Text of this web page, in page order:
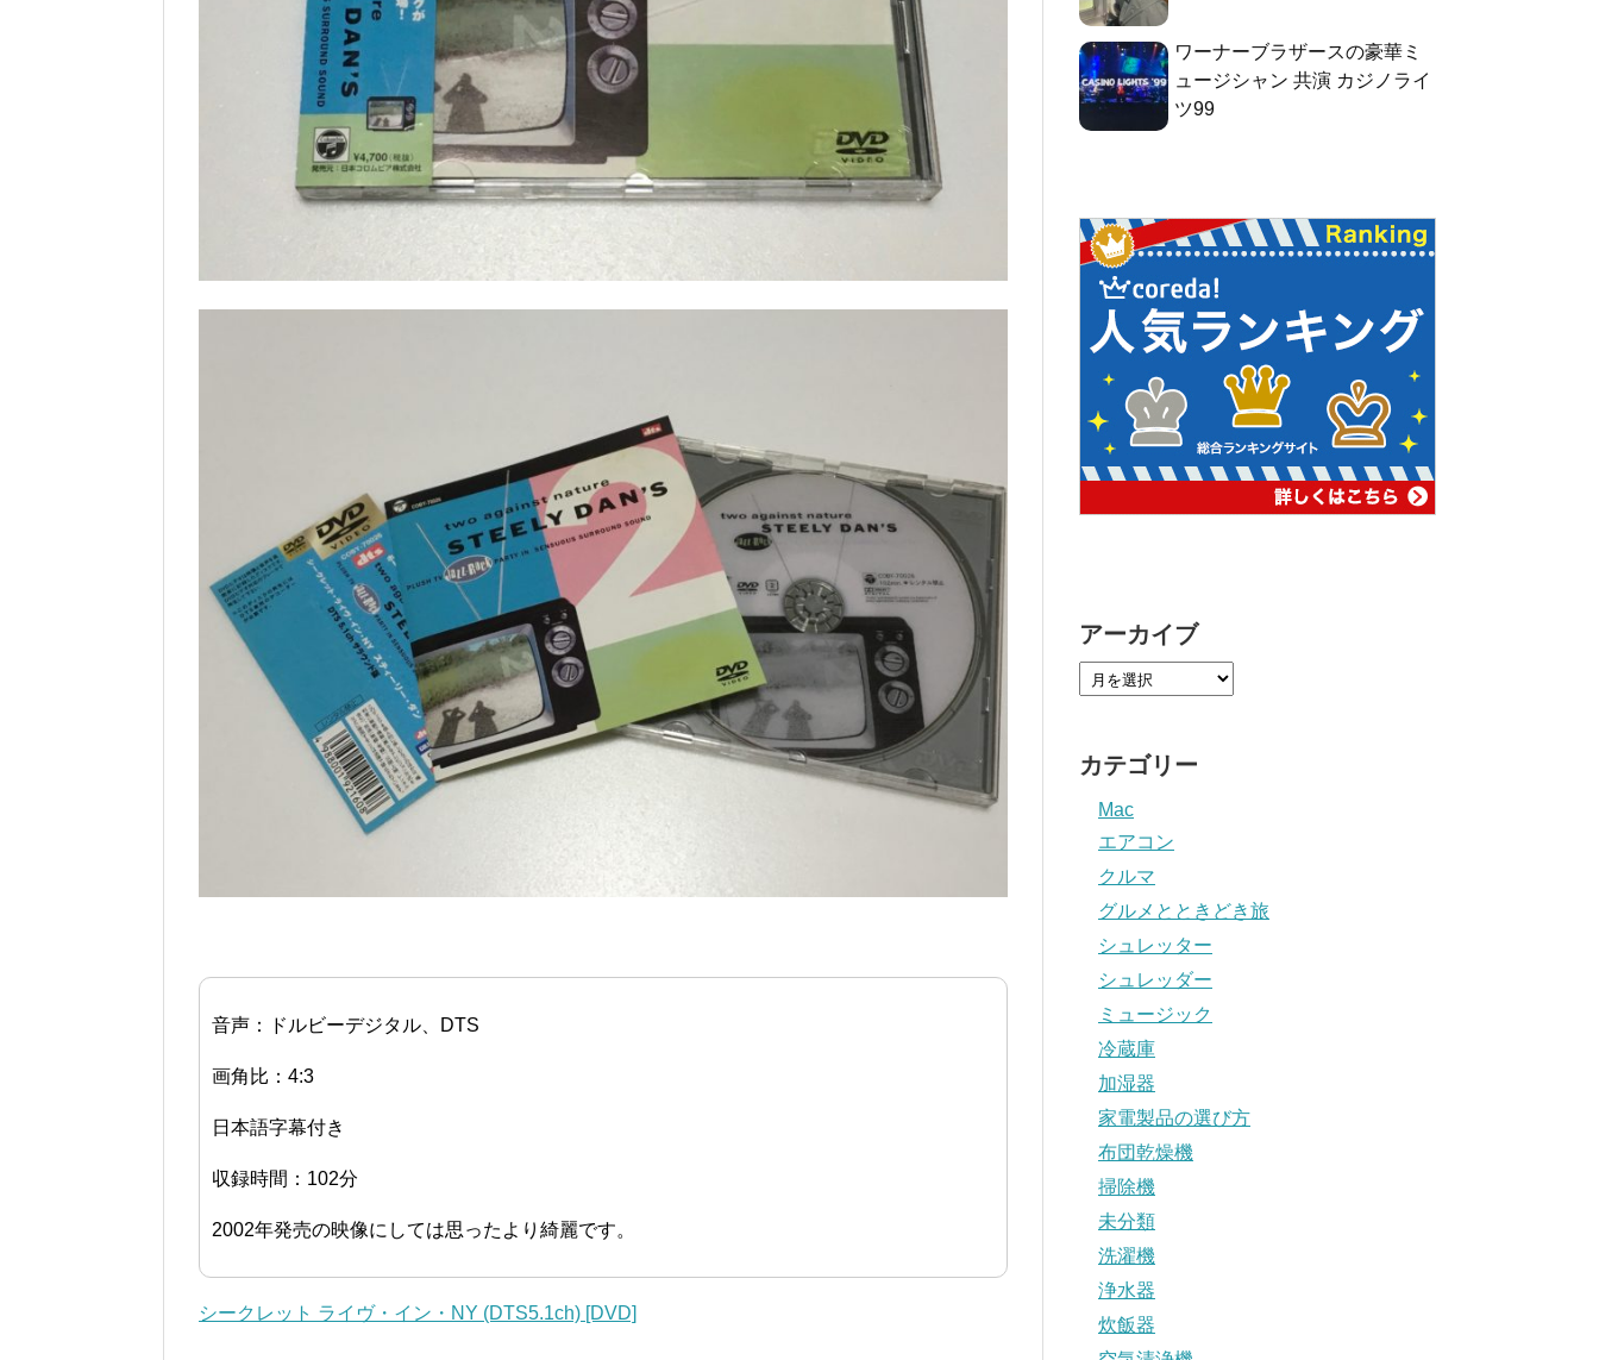
音声：ドルビーデジタル、DTS
画角比：4:3
日本語字幕付き
収録時間：102分
2002年発売の映像にしては思ったより綺麗です。
シークレット ライヴ・イン・NY (DTS5.1ch) [DVD]
ワーナーブラザースの豪華ミ
ュージシャン 共演 カジノライ
ツ99
アーカイブ
カテゴリー
Mac
エアコン
クルマ
グルメとときどき旅
シュレッター
シュレッダー
ミュージック
冷蔵庫
加湿器
家電製品の選び方
布団乾燥機
掃除機
未分類
洗濯機
浄水器
炊飯器